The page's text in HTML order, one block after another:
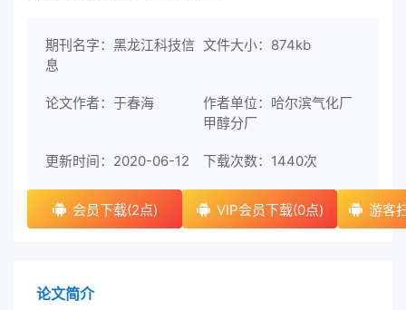
期刊名字：黑龙江科技信
息
文件大小：874kb
论文作者：于春海
作者单位：哈尔滨气化厂
甲醇分厂
更新时间：2020-06-12 下载次数： 1440次
会员下载(2点) VIP会员下载(0点) 游客
论文简介